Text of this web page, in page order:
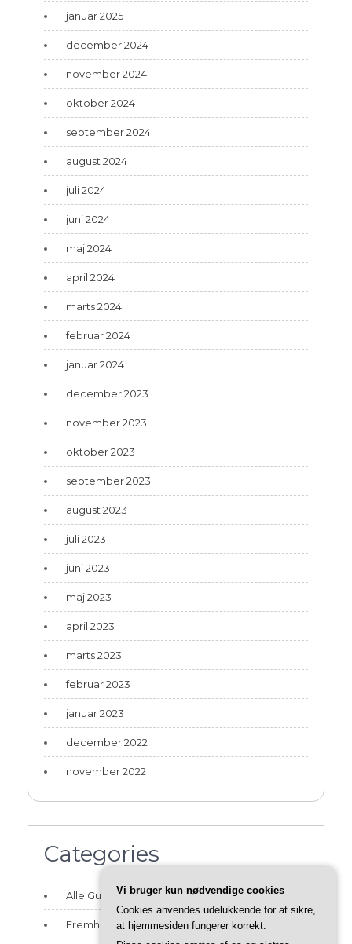
januar 2025
december 2024
november 2024
oktober 2024
september 2024
august 2024
juli 2024
juni 2024
maj 2024
april 2024
marts 2024
februar 2024
januar 2024
december 2023
november 2023
oktober 2023
september 2023
august 2023
juli 2023
juni 2023
maj 2023
april 2023
marts 2023
februar 2023
januar 2023
december 2022
november 2022
Categories
Alle Guides og Artikler
Fremhævede Guides
Vi bruger kun nødvendige cookies
Cookies anvendes udelukkende for at sikre,
at hjemmesiden fungerer korrekt.